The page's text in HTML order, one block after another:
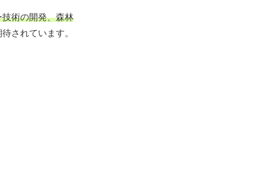
術の開発、森林
されています。